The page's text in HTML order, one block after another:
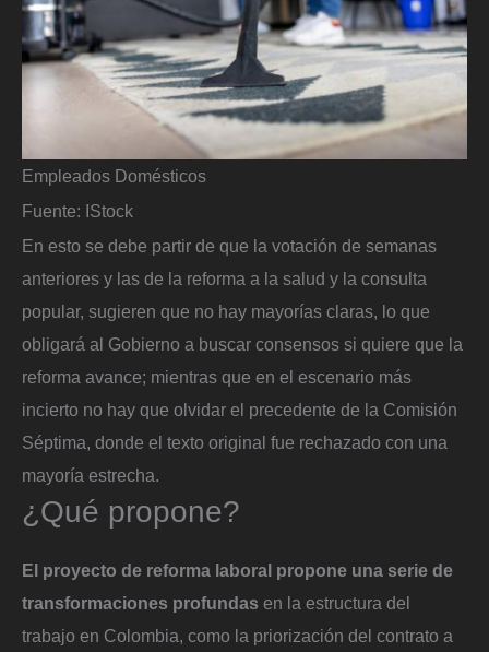
Empleados Domésticos
Fuente: IStock
En esto se debe partir de que la votación de semanas
anteriores y las de la reforma a la salud y la consulta
popular, sugieren que no hay mayorías claras, lo que
obligará al Gobierno a buscar consensos si quiere que la
reforma avance; mientras que en el escenario más
incierto no hay que olvidar el precedente de la Comisión
Séptima, donde el texto original fue rechazado con una
mayoría estrecha.
¿Qué propone?
El proyecto de reforma laboral propone una serie de
transformaciones profundas en la estructura del
trabajo en Colombia, como la priorización del contrato a